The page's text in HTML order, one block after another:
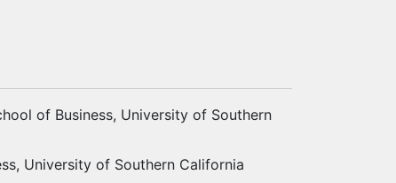
of Business, University of Southern
University of Southern California